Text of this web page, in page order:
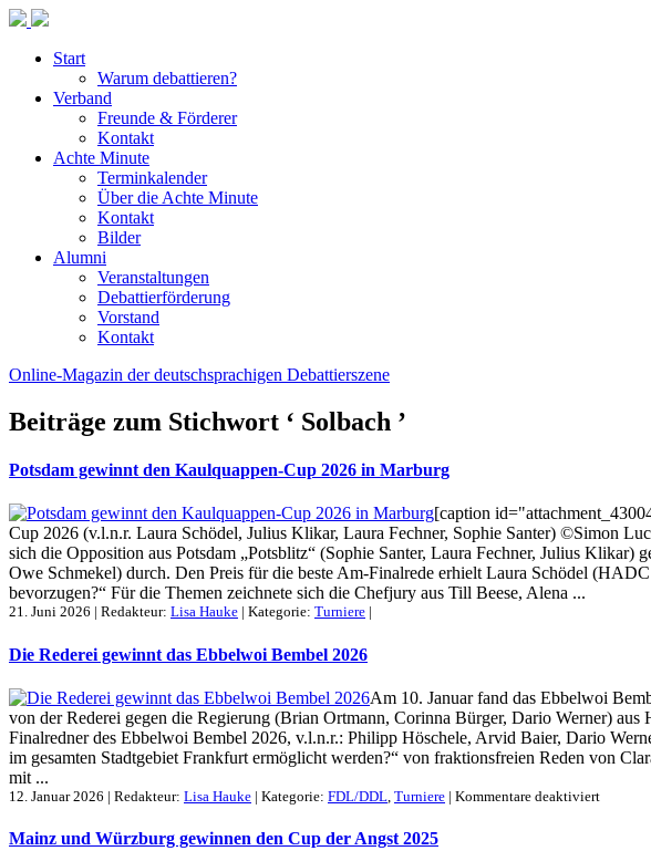
Start
Warum debattieren?
Verband
Freunde & Förderer
Kontakt
Achte Minute
Terminkalender
Über die Achte Minute
Kontakt
Bilder
Alumni
Veranstaltungen
Debattierförderung
Vorstand
Kontakt
Online-Magazin der deutschsprachigen Debattierszene
Beiträge zum Stichwort ‘ Solbach ’
Potsdam gewinnt den Kaulquappen-Cup 2026 in Marburg
[caption
Cup 2026 (v.l.n.r. Laura Schödel, Julius Klikar, Laura Fechner, Sophie Santer) ©Simon
sich die Opposition aus Potsdam „Potsblitz“ (Sophie Santer, Laura Fechner, Julius
Owe Schmekel) durch. Den Preis für die beste Am-Finalrede erhielt Laura Schödel
bevorzugen?“ Für die Themen zeichnete sich die Chefjury aus Till Beese, Alena ...
21. Juni 2026 | Redakteur: Lisa Hauke | Kategorie: Turniere |
Die Rederei gewinnt das Ebbelwoi Bembel 2026
Am 10. Januar fand das Ebbelwoi
von der Rederei gegen die Regierung (Brian Ortmann, Corinna Bürger, Dario Werner)
Finalredner des Ebbelwoi Bembel 2026, v.l.n.r.: Philipp Höschele, Arvid Baier, Dario
im gesamten Stadtgebiet Frankfurt ermöglicht werden?“ von fraktionsfreien Reden von
mit ...
12. Januar 2026 | Redakteur: Lisa Hauke | Kategorie: FDL/DDL Turniere | Kommentare deaktiviertfür
Mainz und Würzburg gewinnen den Cup der Angst 2025